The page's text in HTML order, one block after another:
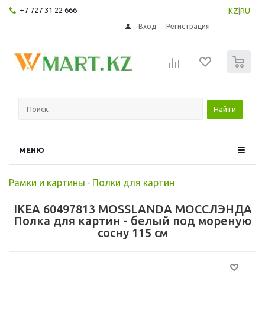
+7 727 31 22 666 KZ RU
Вход Регистрация
Найти
МЕНЮ
Рамки и картины - Полки для картин
IKEA 60497813 MOSSLANDA МОССЛЭНДА
Полка для картин - белый под мореную
сосну 115 см